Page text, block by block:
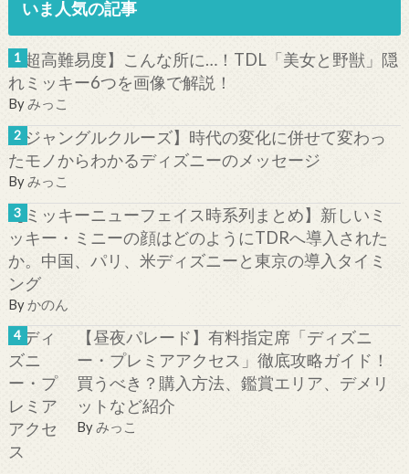
いま人気の記事
【超高難易度】こんな所に…！TDL「美女と野獣」隠
れミッキー6つを画像で解説！
Byみっこ
【ジャングルクルーズ】時代の変化に併せて変わっ
たモノからわかるディズニーのメッセージ
Byみっこ
【ミッキーニューフェイス時系列まとめ】新しいミ
ッキー・ミニーの顔はどのようにTDRへ導入された
か。中国、パリ、米ディズニーと東京の導入タイミ
ング
Byかのん
【昼夜パレード】有料指定席「ディズニ
ー・プレミアアクセス」徹底攻略ガイド！
買うべき？購入方法、鑑賞エリア、デメリ
ットなど紹介
Byみっこ